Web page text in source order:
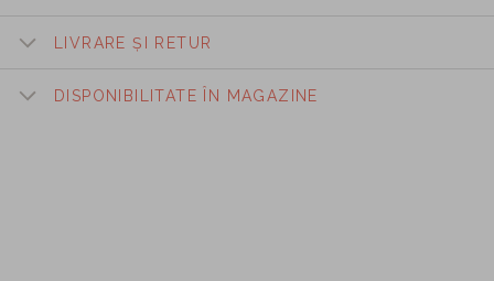
LIVRARE ȘI RETUR
DISPONIBILITATE ÎN MAGAZINE